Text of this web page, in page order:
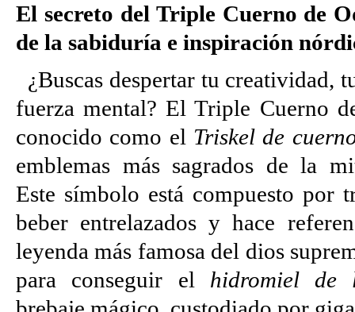
El secreto del Triple Cuerno de
de la sabiduría e inspiración
¿Buscas despertar tu creatividad,
fuerza mental? El Triple Cuerno
conocido como el Triskel de
emblemas más sagrados de la
Este símbolo está compuesto por
beber entrelazados y hace
leyenda más famosa del dios
para conseguir el hidromiel de